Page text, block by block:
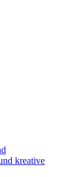
kreative